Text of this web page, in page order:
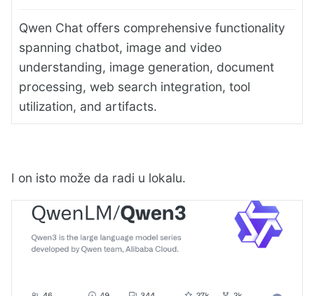
Qwen Chat offers comprehensive functionality
spanning chatbot, image and video
understanding, image generation, document
processing, web search integration, tool
utilization, and artifacts.
I on isto može da radi u lokalu.